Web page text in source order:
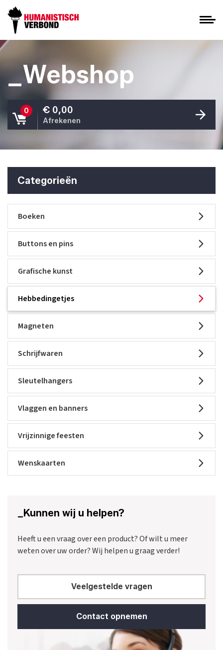
_Webshop
0 € 0,00
Afrekenen
Categorieën
Boeken
Buttons en pins
Grafische kunst
Hebbedingetjes
Magneten
Schrijfwaren
Sleutelhangers
Vlaggen en banners
Vrijzinnige feesten
Wenskaarten
_Kunnen wij u helpen?
Heeft u een vraag over een product? Of wilt u meer
weten over uw order? Wij helpen u graag verder!
Veelgestelde vragen
Contact opnemen